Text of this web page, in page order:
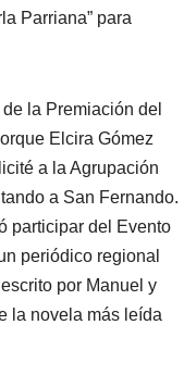
Parriana” para
la Premiación del
Elcira Gómez
a la Agrupación
a San Fernando.
participar del Evento
periódico regional
por Manuel y
la novela más leída